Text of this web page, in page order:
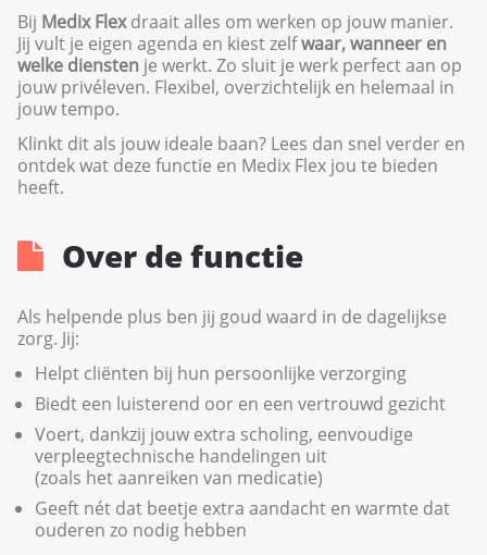
Bij Medix Flex draait alles om werken op jouw manier.
Jij vult je eigen agenda en kiest zelfwaar, wanneer en
welke diensten je werkt. Zo sluit je werk perfect aan op
jouw privéleven. Flexibel, overzichtelijk en helemaal in
jouw tempo.
Klinkt dit als jouw ideale baan? Lees dan snel verder en
ontdek wat deze functie en Medix Flex jou te bieden
heeft.
Over de functie
Als helpende plus ben jij goud waard in de dagelijkse
zorg. Jij:
Helpt cliënten bij hun persoonlijke verzorging
Biedt een luisterend oor en een vertrouwd gezicht
Voert, dankzij jouw extra scholing, eenvoudige
verpleegtechnische handelingen uit
(zoals het aanreiken van medicatie)
Geeft nét dat beetje extra aandacht en warmte dat
ouderen zo nodig hebben